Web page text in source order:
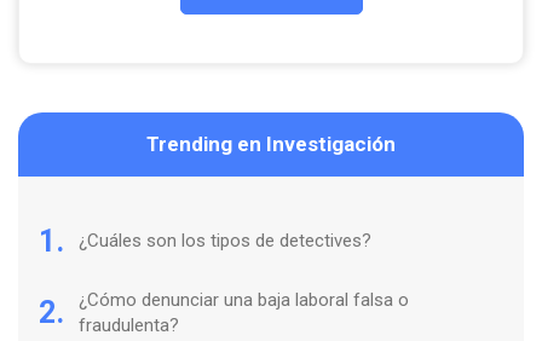
Trending en Investigación
1. ¿Cuáles son los tipos de detectives?
2.
¿Cómo denunciar una baja laboral falsa o
fraudulenta?